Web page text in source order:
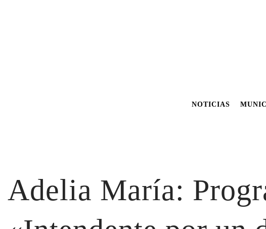
NOTICIAS
Adelia María: